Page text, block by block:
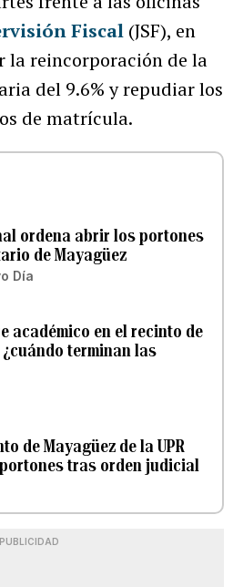
Fiscal (JSF), en
la reincorporación de la
del 9.6% y repudiar los
de matrícula.
ordena abrir los portones
de Mayagüez
Día
académico en el recinto de
¿cuándo terminan las
de Mayagüez de la UPR
tras orden judicial
PUBLICIDAD